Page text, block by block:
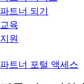
파트너 되기
교육
지원
파트너 포털 액세스